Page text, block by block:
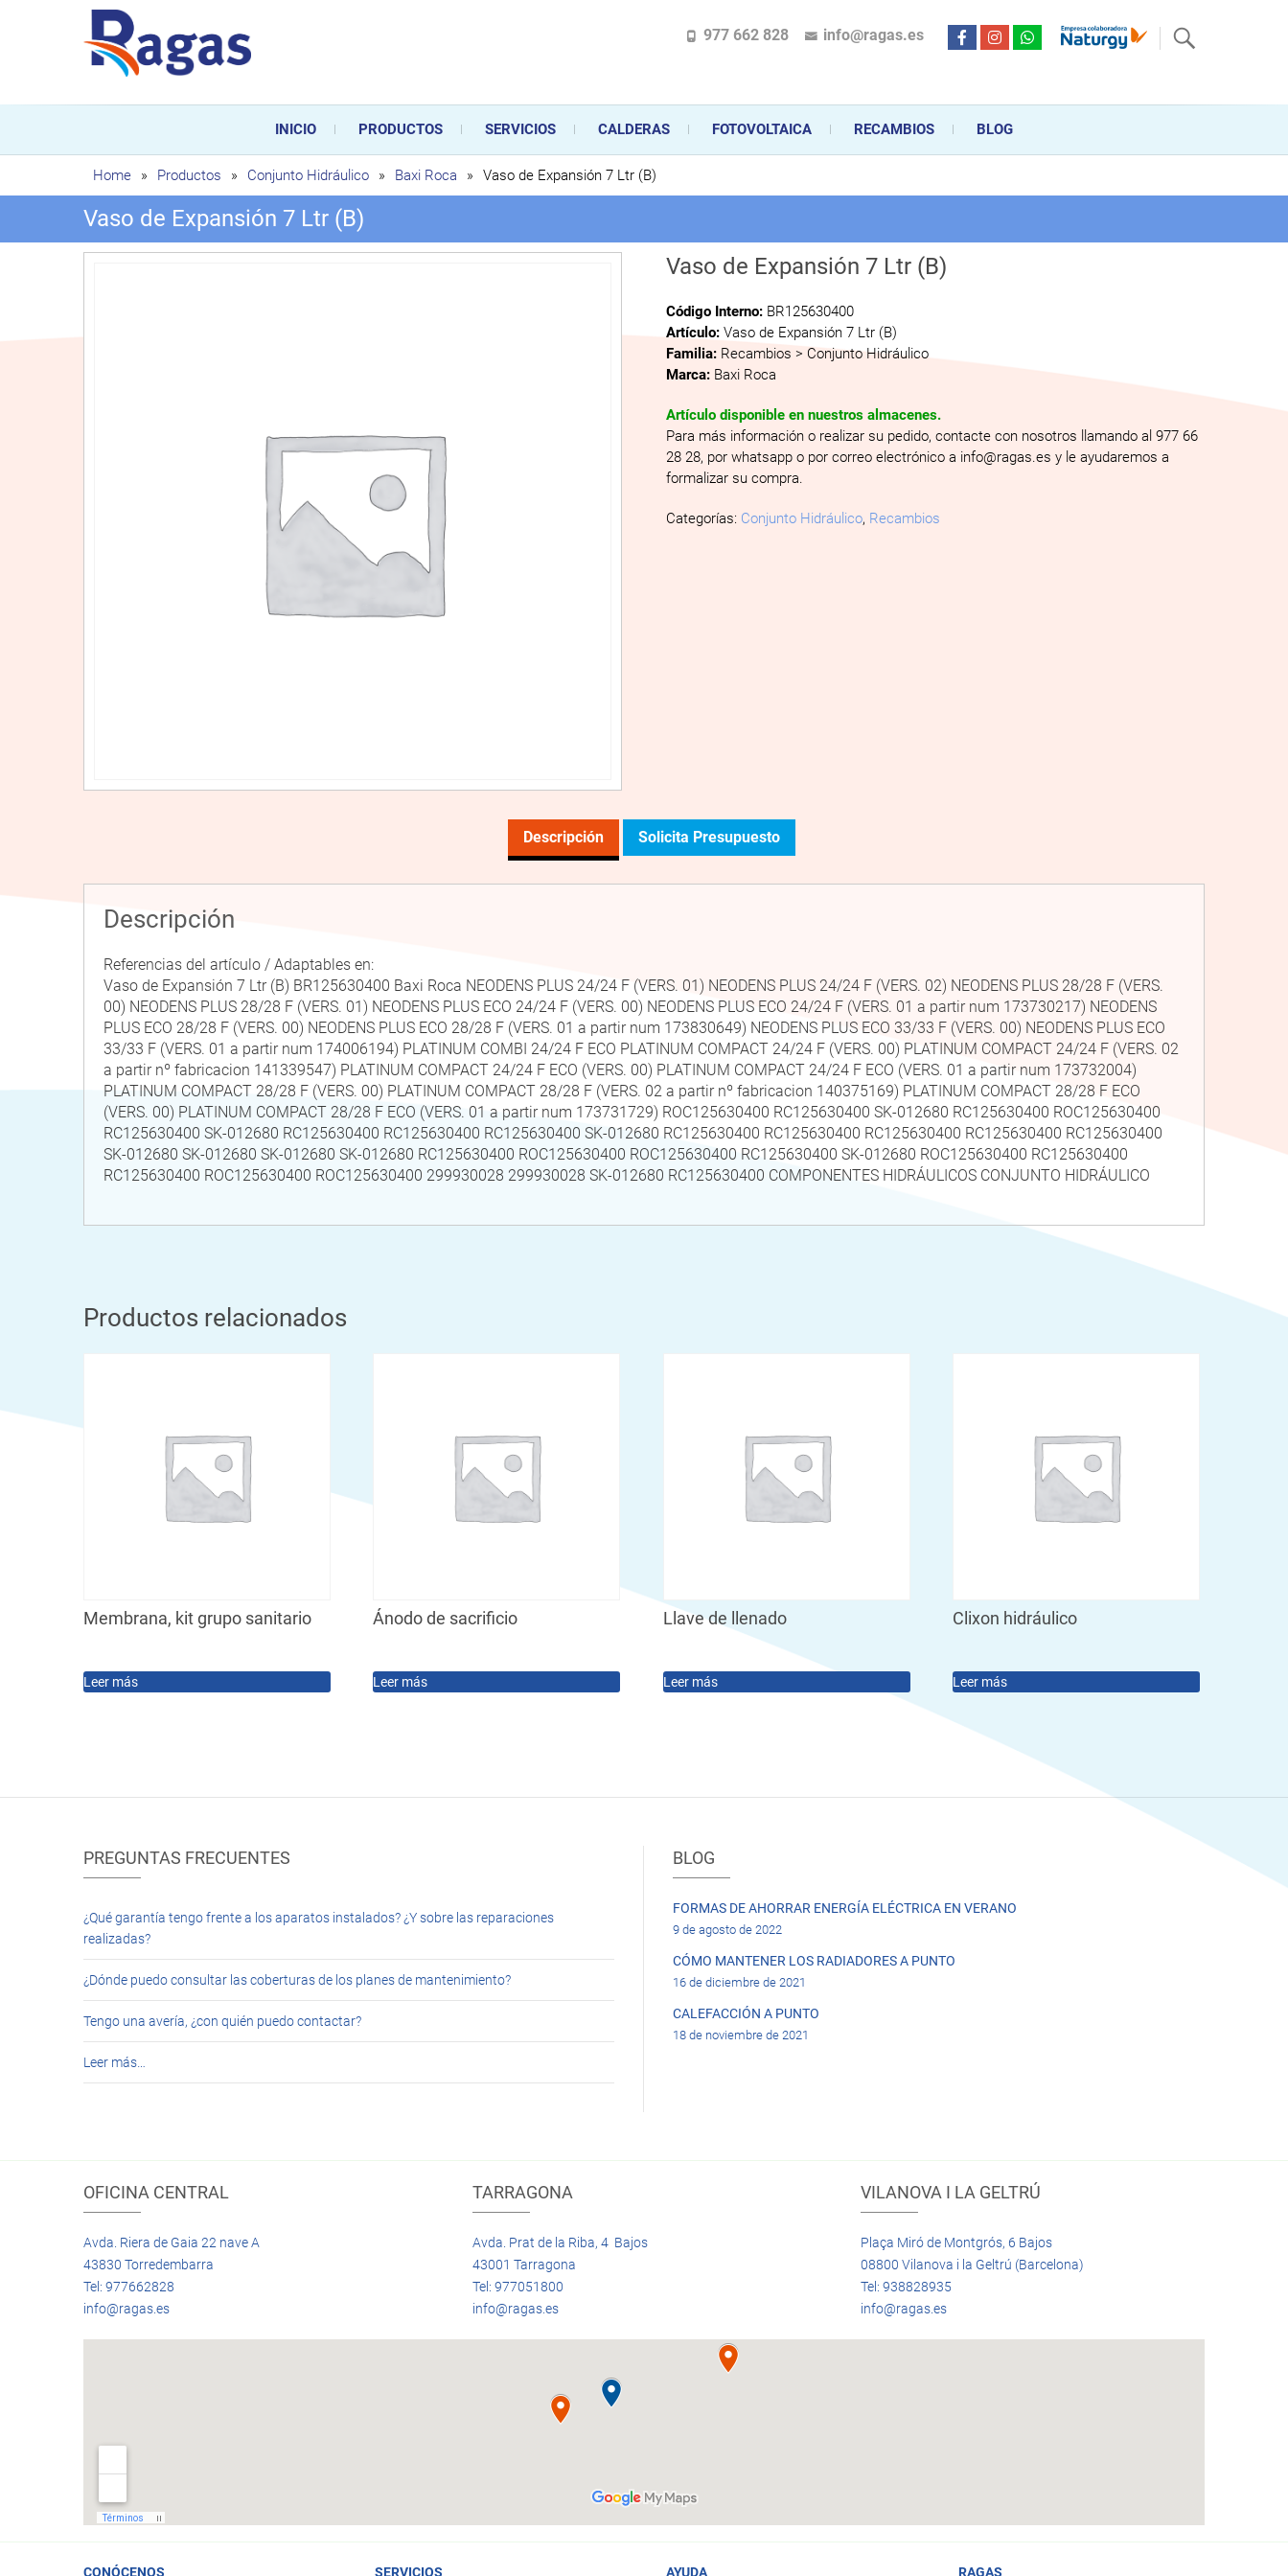
Ragas
Ragas S.L es una empresa especializada en la instalación, comercialización y mantenimiento de gas y electricidad desde hace más de 20 años . Acompañamos al cliente
durante toda la vida útil de sus aparatos de gas, climatización o electrodomésticos, desde el asesoramiento personalizado en la venta, montaje y reparación, hasta la
977 662 828 info@ragas.es
INICIO PRODUCTOS SERVICIOS CALDERAS FOTOVOLTAICA RECAMBIOS BLOG
Home » Productos » Conjunto Hidráulico » Baxi Roca » Vaso de Expansión 7 Ltr (B)
Vaso de Expansión 7 Ltr (B)
Vaso de Expansión 7 Ltr (B)
Código Interno: BR125630400
Artículo:Vaso de Expansión 7 Ltr (B)
Familia: Recambios > Conjunto Hidráulico
Marca: Baxi Roca
Artículo disponible en nuestros almacenes.
Para más información o realizar su pedido, contacte con nosotros llamando al 977 66
28 28, por whatsapp o por correo electrónico a info@ragas.es y le ayudaremos a
formalizar su compra.
Categorías: Conjunto Hidráulico, Recambios
Descripción Solicita Presupuesto
Descripción
Referencias del artículo / Adaptables en:
Vaso de Expansión 7 Ltr (B) BR125630400 Baxi Roca NEODENS PLUS 24/24 F (VERS. 01) NEODENS PLUS 24/24 F (VERS. 02) NEODENS PLUS 28/28 F (VERS.
00) NEODENS PLUS 28/28 F (VERS. 01) NEODENS PLUS ECO 24/24 F (VERS. 00) NEODENS PLUS ECO 24/24 F (VERS. 01 a partir num 173730217) NEODENS
PLUS ECO 28/28 F (VERS. 00) NEODENS PLUS ECO 28/28 F (VERS. 01 a partir num 173830649) NEODENS PLUS ECO 33/33 F (VERS. 00) NEODENS PLUS ECO
33/33 F (VERS. 01 a partir num 174006194) PLATINUM COMBI 24/24 F ECO PLATINUM COMPACT 24/24 F (VERS. 00) PLATINUM COMPACT 24/24 F (VERS. 02
a partir nº fabricacion 141339547) PLATINUM COMPACT 24/24 F ECO (VERS. 00) PLATINUM COMPACT 24/24 F ECO (VERS. 01 a partir num 173732004)
PLATINUM COMPACT 28/28 F (VERS. 00) PLATINUM COMPACT 28/28 F (VERS. 02 a partir nº fabricacion 140375169) PLATINUM COMPACT 28/28 F ECO
(VERS. 00) PLATINUM COMPACT 28/28 F ECO (VERS. 01 a partir num 173731729) ROC125630400 RC125630400 SK-012680 RC125630400 ROC125630400
RC125630400 SK-012680 RC125630400 RC125630400 RC125630400 SK-012680 RC125630400 RC125630400 RC125630400 RC125630400 RC125630400
SK-012680 SK-012680 SK-012680 SK-012680 RC125630400 ROC125630400 ROC125630400 RC125630400 SK-012680 ROC125630400 RC125630400
RC125630400 ROC125630400 ROC125630400 299930028 299930028 SK-012680 RC125630400 COMPONENTES HIDRÁULICOS CONJUNTO HIDRÁULICO
Productos relacionados
Membrana, kit grupo sanitario
Leer más
Ánodo de sacrificio
Leer más
Llave de llenado
Leer más
Clixon hidráulico
Leer más
PREGUNTAS FRECUENTES
¿Qué garantía tengo frente a los aparatos instalados? ¿Y sobre las reparaciones
realizadas?
¿Dónde puedo consultar las coberturas de los planes de mantenimiento?
Tengo una avería, ¿con quién puedo contactar?
Leer más…
BLOG
FORMAS DE AHORRAR ENERGÍA ELÉCTRICA EN VERANO
9 de agosto de 2022
CÓMO MANTENER LOS RADIADORES A PUNTO
16 de diciembre de 2021
CALEFACCIÓN A PUNTO
18 de noviembre de 2021
OFICINA CENTRAL
Avda. Riera de Gaia 22 nave A
43830 Torredembarra
Tel: 977662828
info@ragas.es
TARRAGONA
Avda. Prat de la Riba, 4 Bajos
43001 Tarragona
Tel: 977051800
info@ragas.es
VILANOVA I LA GELTRÚ
Plaça Miró de Montgrós, 6 Bajos
08800 Vilanova i la Geltrú (Barcelona)
Tel: 938828935
info@ragas.es
CONÓCENOS SERVICIOS AYUDA RAGAS